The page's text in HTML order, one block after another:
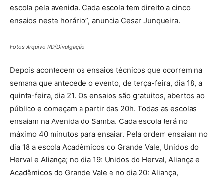
escola pela avenida. Cada escola tem direito a cinco
ensaios neste horário”, anuncia Cesar Junqueira.
Fotos Arquivo RD/Divulgação
Depois acontecem os ensaios técnicos que ocorrem na
semana que antecede o evento, de terça-feira, dia 18, a
quinta-feira, dia 21. Os ensaios são gratuitos, abertos ao
público e começam a partir das 20h. Todas as escolas
ensaiam na Avenida do Samba. Cada escola terá no
máximo 40 minutos para ensaiar. Pela ordem ensaiam no
dia 18 a escola Acadêmicos do Grande Vale, Unidos do
Herval e Aliança; no dia 19: Unidos do Herval, Aliança e
Acadêmicos do Grande Vale e no dia 20: Aliança,